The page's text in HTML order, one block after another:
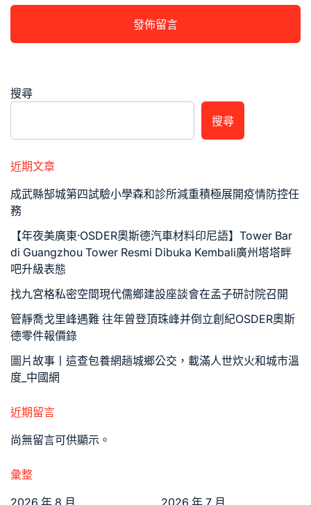
搜尋
搜尋
近期文章
成武縣郜城第四試驗小學森和診所減重積極展開疫情防控任
務
【年夜美廣東·OSDER奧斯德汽車材料印尼語】Tower Bar
di Guangzhou Tower Resmi Dibuka Kembali廣州塔塔畔
吧升級表態
找九宮格私密空間現代儒鄉建設座談會在孟子研討院召開
管靜喬戈里峰遇難 往年曾登頂珠峰并倒立創紀OSDER奧斯
德零件報價錄
圖片故事丨這查包養網趟城鄉公交，載滿人世炊火和城市溫
度_中國網
近期留言
尚無留言可供顯示。
彙整